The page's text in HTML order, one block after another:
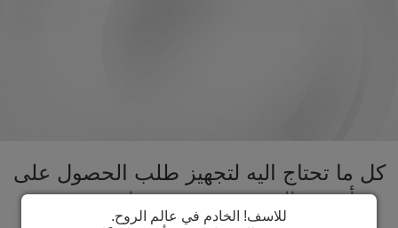
كل ما تحتاج اليه لتجهيز طلب الحصول على
تأشيرة الهند تحت سقف واحد. تسريع
للاسف! الخادم في عالم الروح.